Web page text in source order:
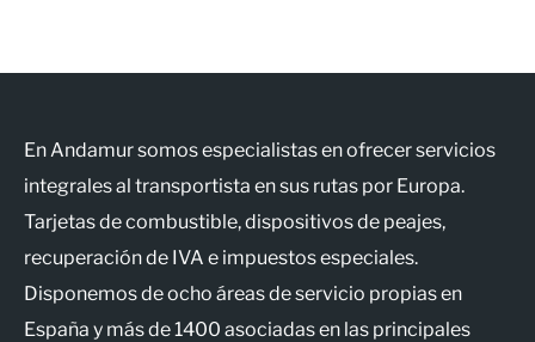
En Andamur somos especialistas en ofrecer servicios
integrales al transportista en sus rutas por Europa.
Tarjetas de combustible, dispositivos de peajes,
recuperación de IVA e impuestos especiales.
Disponemos de ocho áreas de servicio propias en
España y más de 1400 asociadas en las principales